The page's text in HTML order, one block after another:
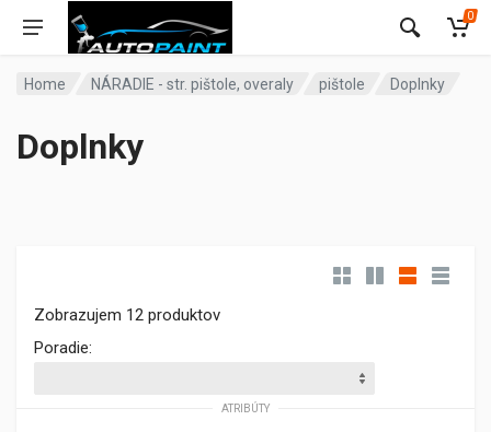
0
Home NÁRADIE - str. pištole, overaly pištole Doplnky
Doplnky
Zobrazujem 12 produktov
Poradie:
ATRIBÚTY